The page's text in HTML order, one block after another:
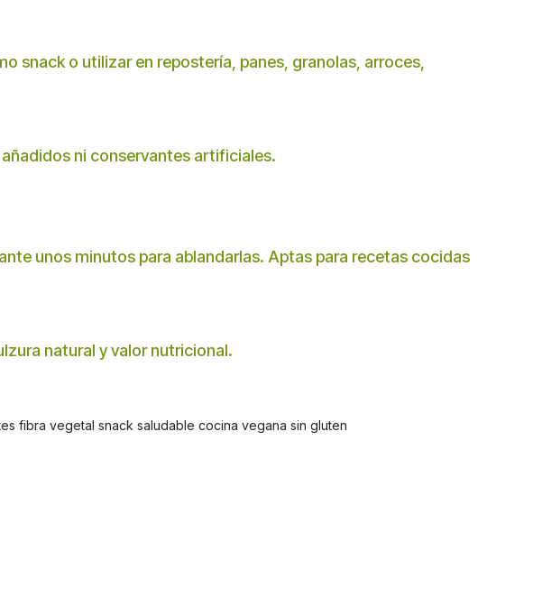
snack o utilizar en repostería, panes, granolas, arroces,
ni conservantes artificiales.
unos minutos para ablandarlas. Aptas para recetas cocidas
natural y valor nutricional.
fibra vegetal snack saludable cocina vegana sin gluten